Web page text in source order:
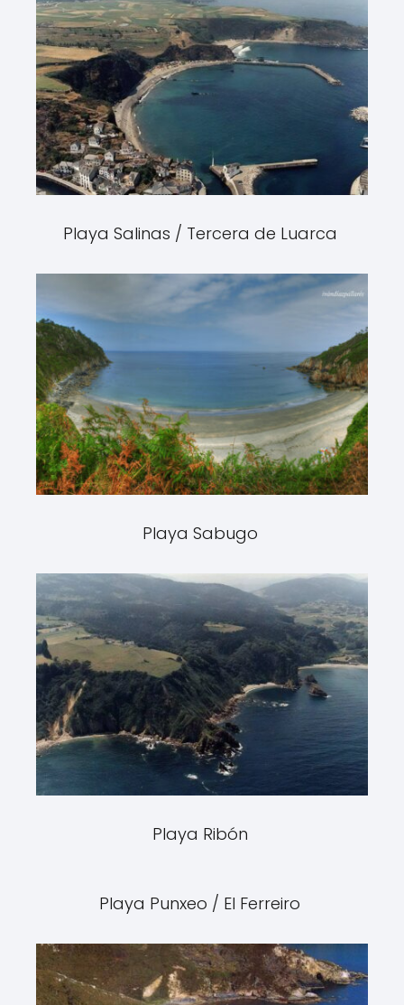
Playa Salinas / Tercera de Luarca
Playa Sabugo
Playa Ribón
Playa Punxeo / El Ferreiro